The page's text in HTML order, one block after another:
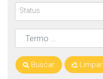
Status
Buscar Limpar